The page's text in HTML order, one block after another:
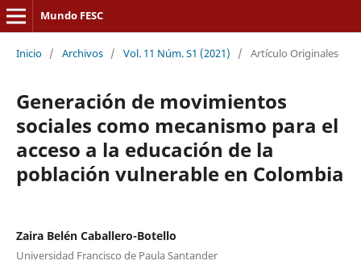
Mundo FESC
Inicio / Archivos / Vol. 11 Núm. S1 (2021) / Artículo Originales
Generación de movimientos
sociales como mecanismo para el
acceso a la educación de la
población vulnerable en Colombia
Zaira Belén Caballero-Botello
Universidad Francisco de Paula Santander